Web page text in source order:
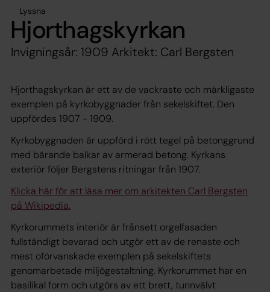
Lyssna
Hjorthagskyrkan
Invigningsår: 1909 Arkitekt: Carl Bergsten
Hjorthagskyrkan är ett av de vackraste och märkligaste
exemplen på kyrkobyggnader från sekelskiftet. Den
uppfördes 1907 - 1909.
Kyrkobyggnaden är uppförd i rött tegel på betonggrund
med bärande balkar av armerad betong. Kyrkans
exteriör följer Bergstens ritningar från 1907.
Klicka här för att läsa mer om arkitekten Carl Bergsten
på Wikipedia.
Kyrkorummets interiör är frånsett orgelfasaden
fullständigt bevarad och utgör ett av de renaste och
mest oförvanskade exemplen på sekelskiftets
genomarbetade miljögestaltning. Kyrkorummet har en
basilikal form och utgörs av ett brett, tunnvälvt